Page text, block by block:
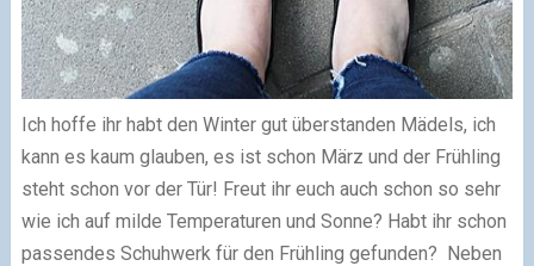
Ich hoffe ihr habt den Winter gut überstanden Mädels, ich
kann es kaum glauben, es ist schon März und der Frühling
steht schon vor der Tür! Freut ihr euch auch schon so sehr
wie ich auf milde Temperaturen und Sonne? Habt ihr schon
passendes Schuhwerk für den Frühling gefunden? Neben